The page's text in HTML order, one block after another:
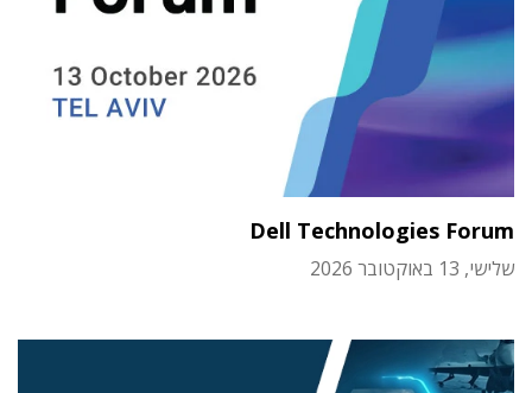
Dell Technologies Forum
שלישי, 13 באוקטובר 2026